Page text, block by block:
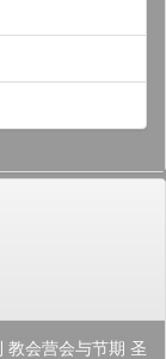
教会营会与节期 圣